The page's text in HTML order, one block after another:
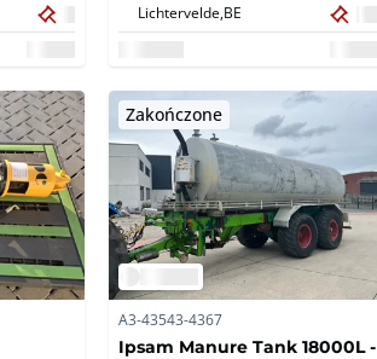
Lichtervelde, BE
Zakończone
A3-43543-4367
Ipsam Manure Tank 18000L -